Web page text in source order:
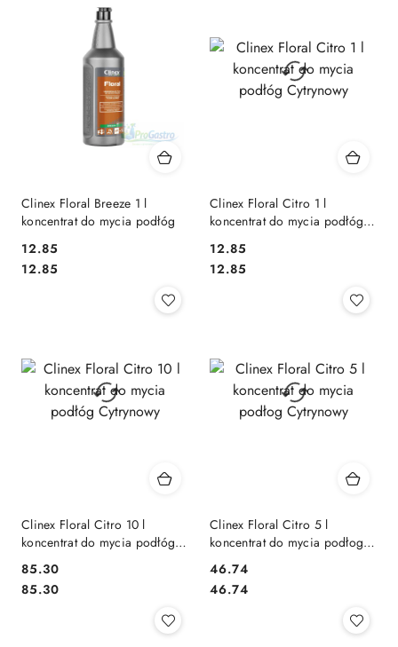
Clinex Floral Breeze 1 l
koncentrat do mycia podłóg
Cena:
12.85
Cena:
12.85
Clinex Floral Citro 1 l
koncentrat do mycia podłóg
Cena:
12.85
Cena:
12.85
Clinex Floral Citro 10 l
koncentrat do mycia podłóg
Cena:
85.30
Cena:
85.30
Clinex Floral Citro 5 l
koncentrat do mycia podłog
Cena:
46.74
Cena:
46.74